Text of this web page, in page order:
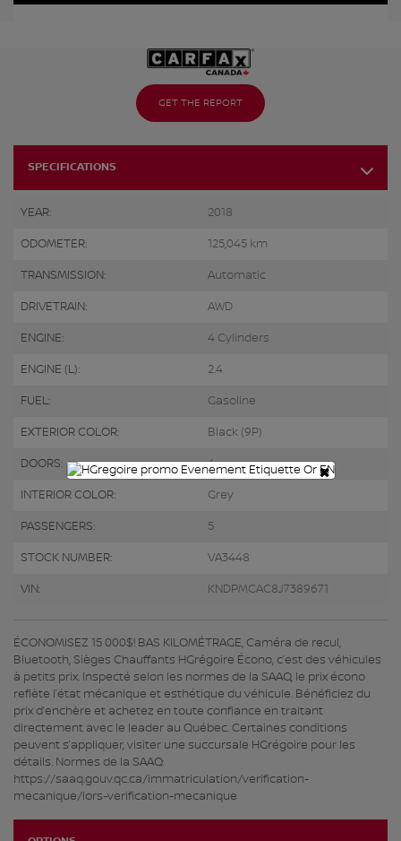
GET THE REPORT
SPECIFICATIONS
YEAR: 2018
ODOMETER: 125,045 km
TRANSMISSION: Automatic
DRIVETRAIN: AWD
ENGINE: 4 Cylinders
ENGINE (L): 2.4
FUEL: Gasoline
EXTERIOR COLOR: Black (9P)
DOORS: 4
INTERIOR COLOR: Grey
PASSENGERS: 5
STOCK NUMBER: VA3448
VIN: KNDPMCAC8J7389671
ÉCONOMISEZ 15 000$! BAS KILOMÉTRAGE, Caméra de recul,
Bluetooth, Sièges Chauffants HGrégoire Écono, c’est des véhicules
à petits prix. Inspecté selon les normes de la SAAQ, le prix écono
reflète l’état mécanique et esthétique du véhicule. Bénéficiez du
prix d’enchère et achetez en toute confiance en traitant
directement avec le leader au Québec. Certaines conditions
peuvent s’appliquer, visiter une succursale HGrégoire pour les
détails. Normes de la SAAQ:
https://saaq.gouv.qc.ca/immatriculation/verification-
mecanique/lors-verification-mecanique
×